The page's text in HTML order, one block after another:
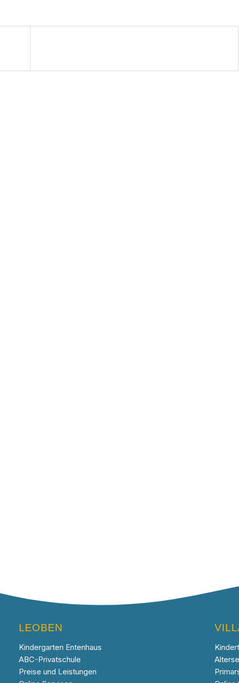
LEOBEN
Kindergarten Entenhaus
ABC-Privatschule
Preise und Leistungen